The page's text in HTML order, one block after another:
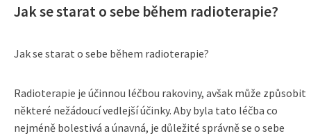
Jak se starat o sebe během radioterapie?
Jak se starat o sebe během radioterapie?
Radioterapie je účinnou léčbou rakoviny, avšak může způsobit
některé nežádoucí vedlejší účinky. Aby byla tato léčba co
nejméně bolestivá a únavná, je důležité správně se o sebe